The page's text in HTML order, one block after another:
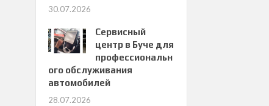
30.07.2026
Сервисный
центр в Буче для
профессиональн
ого обслуживания
автомобилей
28.07.2026